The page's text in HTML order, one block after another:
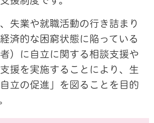
失業や就職活動の行き詰まり
済的な困窮状態に陥っている
）に自立に関する相談支援や
援を実施することにより、生
立の促進」を図ることを目的